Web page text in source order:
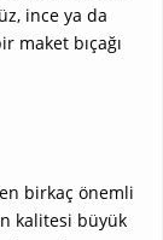
ince ya da
maket bıçağı
birkaç önemli
kalitesi büyük